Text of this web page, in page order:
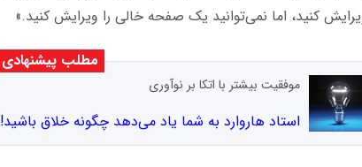
کنید، اما نمی‌توانید یک صفحه خالی را ویرایش کنید.»
مطلب پیشنهادی
موفقیت بیشتر با اتکا بر نوآوری
استاد هاروارد به شما یاد می‌دهد چگونه خلاق باشید!